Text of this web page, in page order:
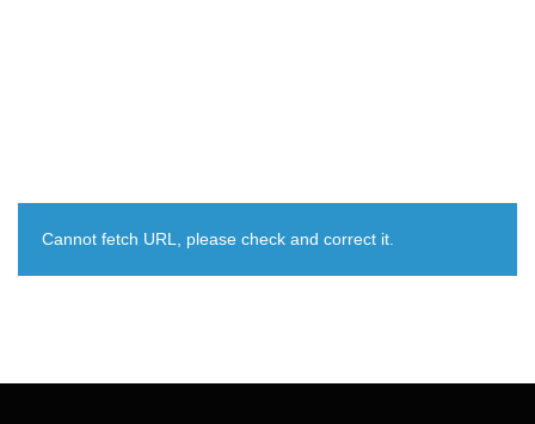
Cannot fetch URL, please check and correct it.